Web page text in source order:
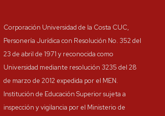
Corporación Universidad de la Costa CUC,
Personería Jurídica con Resolución No. 352 del
23 de abril de 1971 y reconocida como
Universidad mediante resolución 3235 del 28
de marzo de 2012 expedida por el MEN.
Institución de Educación Superior sujeta a
inspección y vigilancia por el Ministerio de